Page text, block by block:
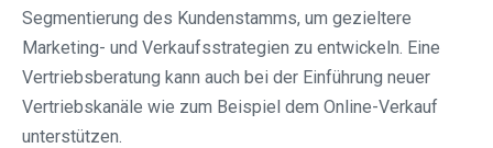
Segmentierung des Kundenstamms, um gezieltere
Marketing- und Verkaufsstrategien zu entwickeln. Eine
Vertriebsberatung kann auch bei der Einführung neuer
Vertriebskanäle wie zum Beispiel dem Online-Verkauf
unterstützen.